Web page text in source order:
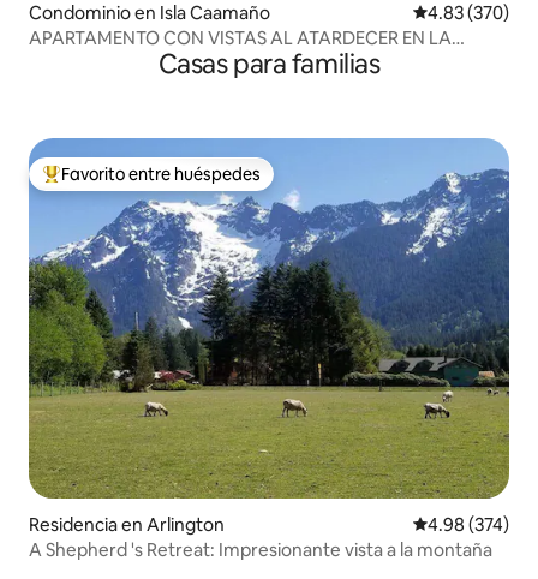
Condominio en Isla Caamaño Calificación
4.83 (370)
APARTAMENTO CON VISTAS AL ATARDECER EN LA
PLAYA DE MADRONACasas para familias
De los mejores en Favorito entre huéspedes
Favorito entre huéspedes
Residencia en Arlington Calificación
4.98 (374)
A Shepherd 's Retreat: Impresionante vista a la montaña